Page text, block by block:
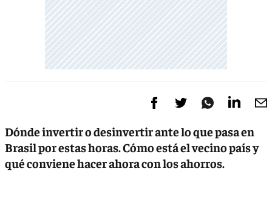
Dónde invertir o desinvertir ante lo que pasa en
Brasil por estas horas. Cómo está el vecino país y
qué conviene hacer ahora con los ahorros.